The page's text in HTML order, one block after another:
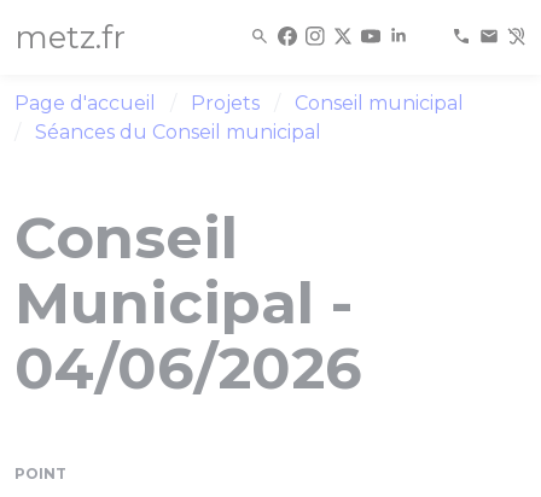
metz.fr
Page d'accueil Projets
Conseil municipal
Séances du Conseil municipal
Conseil
Municipal -
04/06/2026
POINT